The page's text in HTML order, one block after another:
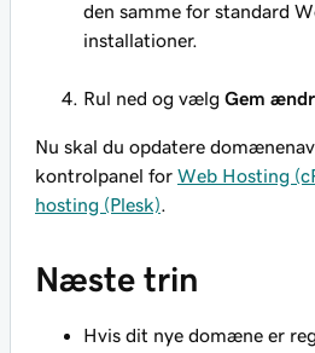
den samme for standard
installationer.
Rul ned og vælg Gem
Nu skal du opdatere
kontrolpanel for Web Hosting
hosting (Plesk)
Næste trin
Hvis dit nye domæne er